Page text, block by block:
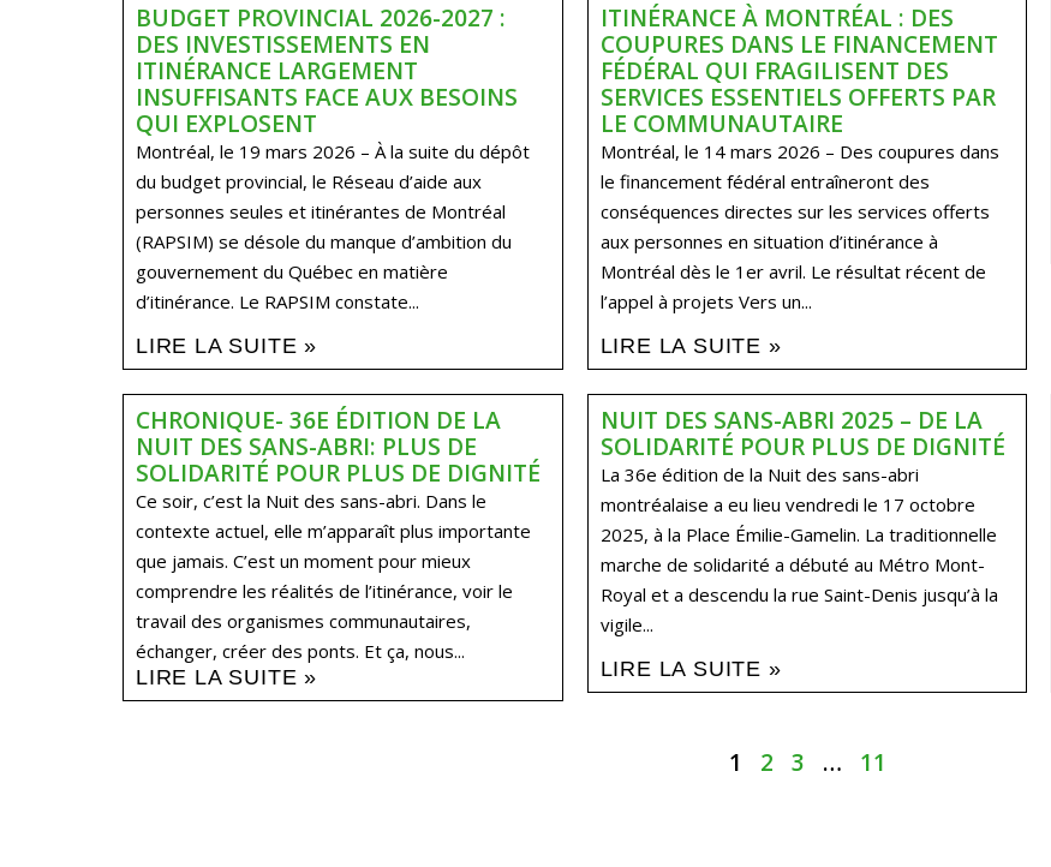
BUDGET PROVINCIAL 2026-2027 :
DES INVESTISSEMENTS EN
ITINÉRANCE LARGEMENT
INSUFFISANTS FACE AUX BESOINS
QUI EXPLOSENT
Montréal, le 19 mars 2026 – À la suite du dépôt
du budget provincial, le Réseau d’aide aux
personnes seules et itinérantes de Montréal
(RAPSIM) se désole du manque d’ambition du
gouvernement du Québec en matière
d’itinérance. Le RAPSIM constate...
LIRE LA SUITE »
ITINÉRANCE À MONTRÉAL : DES
COUPURES DANS LE FINANCEMENT
FÉDÉRAL QUI FRAGILISENT DES
SERVICES ESSENTIELS OFFERTS PAR
LE COMMUNAUTAIRE
Montréal, le 14 mars 2026 – Des coupures dans
le financement fédéral entraîneront des
conséquences directes sur les services offerts
aux personnes en situation d’itinérance à
Montréal dès le 1er avril. Le résultat récent de
l’appel à projets Vers un...
LIRE LA SUITE »
CHRONIQUE- 36E ÉDITION DE LA
NUIT DES SANS-ABRI: PLUS DE
SOLIDARITÉ POUR PLUS DE DIGNITÉ
Ce soir, c’est la Nuit des sans-abri. Dans le
contexte actuel, elle m’apparaît plus importante
que jamais. C’est un moment pour mieux
comprendre les réalités de l’itinérance, voir le
travail des organismes communautaires,
échanger, créer des ponts. Et ça, nous...
LIRE LA SUITE »
NUIT DES SANS-ABRI 2025 – DE LA
SOLIDARITÉ POUR PLUS DE DIGNITÉ​
La 36e édition de la Nuit des sans-abri
montréalaise a eu lieu vendredi le 17 octobre
2025, à la Place Émilie-Gamelin. La traditionnelle
marche de solidarité a débuté au Métro Mont-
Royal et a descendu la rue Saint-Denis jusqu’à la
vigile...
LIRE LA SUITE »
1 2 3 … 11